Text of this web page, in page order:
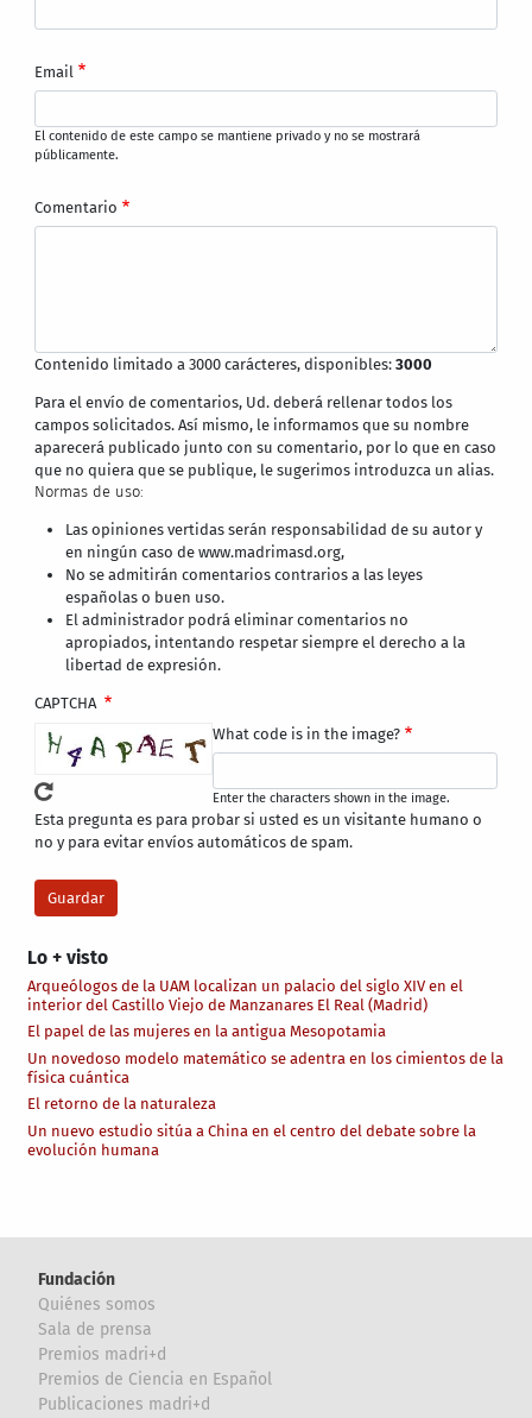
Lo + visto
Arqueólogos de la UAM localizan un palacio del siglo XIV en el
interior del Castillo Viejo de Manzanares El Real (Madrid)
El papel de las mujeres en la antigua Mesopotamia
Un novedoso modelo matemático se adentra en los cimientos de la
física cuántica
El retorno de la naturaleza
Un nuevo estudio sitúa a China en el centro del debate sobre la
evolución humana
Email
El contenido de este campo se mantiene privado y no se mostrará
públicamente.
Comentario
Contenido limitado a 3000 carácteres, disponibles:3000
Para el envío de comentarios, Ud. deberá rellenar todos los
campos solicitados. Así mismo, le informamos que su nombre
aparecerá publicado junto con su comentario, por lo que en caso
que no quiera que se publique, le sugerimos introduzca un alias.
Normas de uso:
Las opiniones vertidas serán responsabilidad de su autor y
en ningún caso de www.madrimasd.org,
No se admitirán comentarios contrarios a las leyes
españolas o buen uso.
El administrador podrá eliminar comentarios no
apropiados, intentando respetar siempre el derecho a la
libertad de expresión.
CAPTCHA
What code is in the image?
Enter the characters shown in the image.
Esta pregunta es para probar si usted es un visitante humano o
no y para evitar envíos automáticos de spam.
Fundación
Quiénes somos
Sala de prensa
Premios madri+d
Premios de Ciencia en Español
Publicaciones madri+d